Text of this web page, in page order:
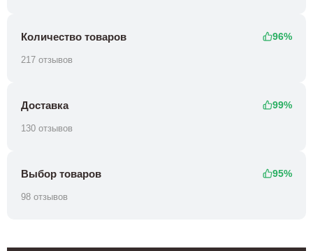
Количество товаров 96%
217 отзывов
Доставка 99%
130 отзывов
Выбор товаров 95%
98 отзывов